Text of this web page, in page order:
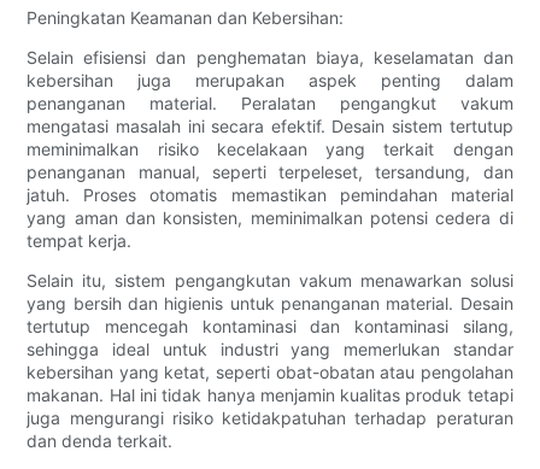
Peningkatan Keamanan dan Kebersihan:
Selain efisiensi dan penghematan biaya, keselamatan dan
kebersihan juga merupakan aspek penting dalam
penanganan material. Peralatan pengangkut vakum
mengatasi masalah ini secara efektif. Desain sistem tertutup
meminimalkan risiko kecelakaan yang terkait dengan
penanganan manual, seperti terpeleset, tersandung, dan
jatuh. Proses otomatis memastikan pemindahan material
yang aman dan konsisten, meminimalkan potensi cedera di
tempat kerja.
Selain itu, sistem pengangkutan vakum menawarkan solusi
yang bersih dan higienis untuk penanganan material. Desain
tertutup mencegah kontaminasi dan kontaminasi silang,
sehingga ideal untuk industri yang memerlukan standar
kebersihan yang ketat, seperti obat-obatan atau pengolahan
makanan. Hal ini tidak hanya menjamin kualitas produk tetapi
juga mengurangi risiko ketidakpatuhan terhadap peraturan
dan denda terkait.